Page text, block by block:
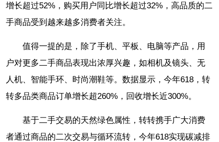
增长超过52%，购买用户同比增长超过32%，高品质的二
手商品受到越来越多消费者关注。
值得一提的是，除了手机、平板、电脑等产品，用
户对更多二手商品表现出浓厚兴趣，如相机及镜头、无
人机、智能手环、时尚潮鞋等。数据显示，今年618，转
转多品类商品订单增长超260%，回收增长近300%。
基于二手交易的天然绿色属性，转转携手广大消费
者通过商品的二次交易与循环流转，今年618实现碳减排